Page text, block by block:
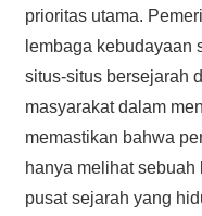
prioritas utama.
lembaga kebudayaan
situs-situs bersejarah
masyarakat dalam
memastikan bahwa
hanya melihat
pusat sejarah yang